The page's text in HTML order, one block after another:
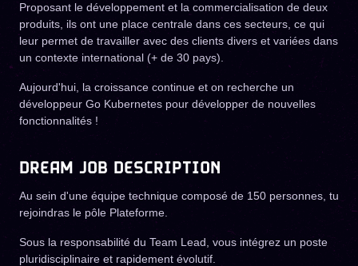
Proposant le développement et la commercialisation de deux
produits, ils ont une place centrale dans ces secteurs, ce qui
leur permet de travailler avec des clients divers et variées dans
un contexte international (+ de 30 pays).
Aujourd'hui, la croissance continue et on recherche un
développeur Go Kubernetes pour développer de nouvelles
fonctionnalités !
DREAM JOB DESCRIPTION
Au sein d'une équipe technique composé de 150 personnes, tu
rejoindras le pôle Plateforme.
Sous la responsabilité du Team Lead, vous intégrez un poste
pluridisciplinaire et rapidement évolutif.